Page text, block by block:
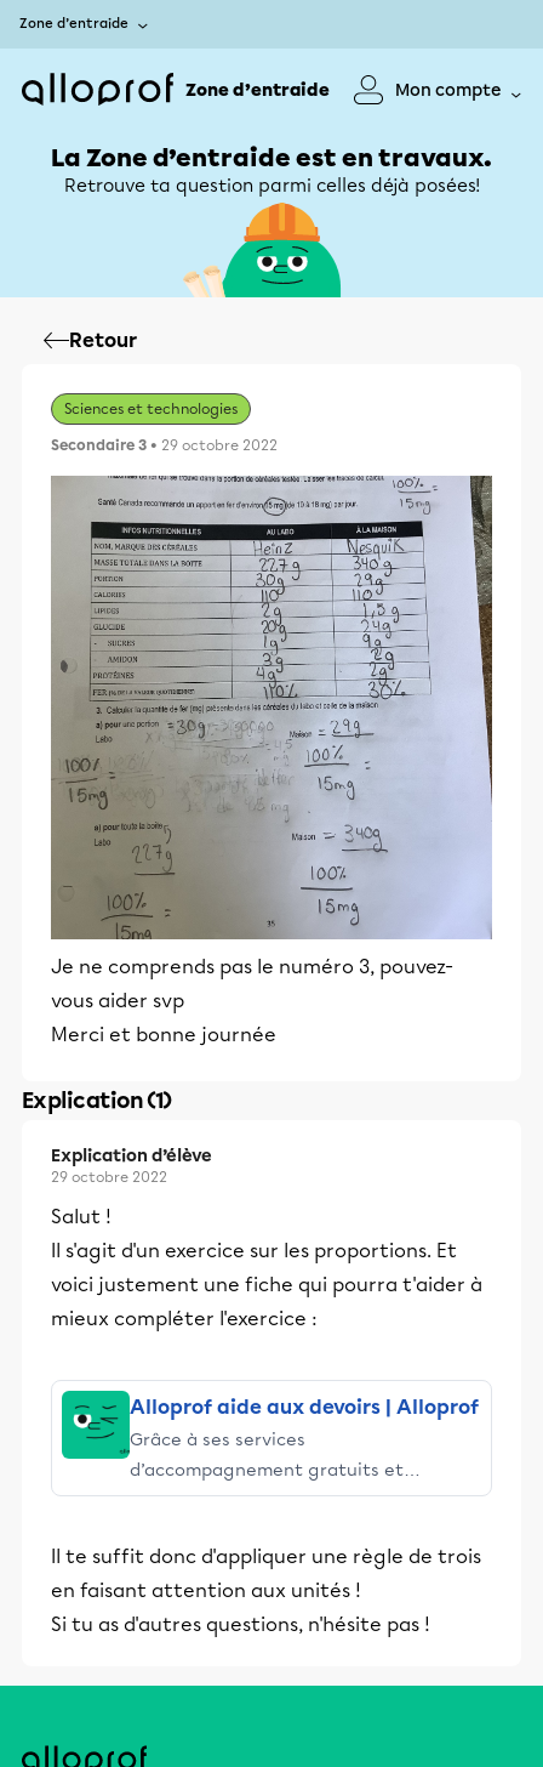
Zone d’entraide
Zone d’entraide Mon compte
La Zone d’entraide est en travaux.
Retrouve ta question parmi celles déjà posées!
Retour
Sciences et technologies
Secondaire 3 • 29 octobre 2022
Je ne comprends pas le numéro 3, pouvez-
vous aider svp
Merci et bonne journée
Explication (1)
Explication d’élève
29 octobre 2022
Salut !
Il s'agit d'un exercice sur les proportions. Et
voici justement une fiche qui pourra t'aider à
mieux compléter l'exercice :
Alloprof aide aux devoirs | Alloprof
Grâce à ses services
d’accompagnement gratuits et
stimulants, Alloprof engage les élèves
éducative.
Il te suffit donc d'appliquer une règle de trois
en faisant attention aux unités !
Si tu as d'autres questions, n'hésite pas !